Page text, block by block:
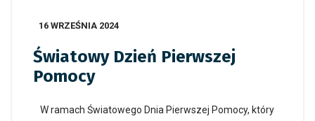
16 WRZEŚNIA 2024
Światowy Dzień Pierwszej
Pomocy
W ramach Światowego Dnia Pierwszej Pomocy, który